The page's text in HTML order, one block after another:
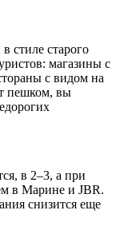
стиле старого
магазины с
с видом на
пешком, вы
в 2–3, а при
в Марине и JBR.
снизится еще